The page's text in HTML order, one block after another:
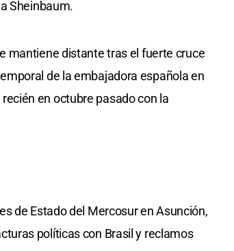
Sheinbaum.
mantiene distante tras el fuerte cruce
de la embajadora española en
en octubre pasado con la
de Estado del Mercosur en Asunción,
políticas con Brasil y reclamos